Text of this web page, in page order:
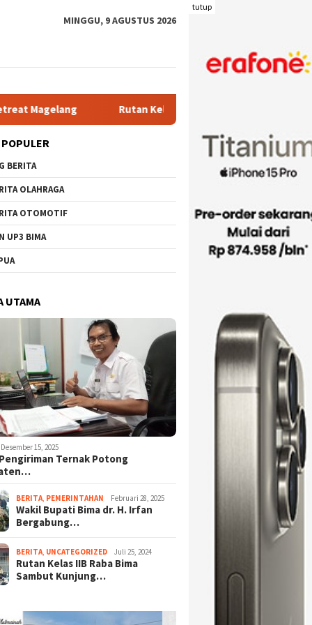
tutup
MINGGU, 9 AGUSTUS 2026
Rutan Kelas IIB Raba Bima Sambut Kunjungan Pj. Wali Kota Ir.
BERITA
OLAHRAGA
OTOMOTIF
UP3 BIMA
UTAMA
Desember 15, 2025
Ternak Potong
BERITA PEMERINTAHAN Februari 28, 2025
Wakil Bupati Bima dr. H. Irfan
Bergabung…
BERITA UNCATEGORIZED Juli 25, 2024
Rutan Kelas IIB Raba Bima
Sambut Kunjung…